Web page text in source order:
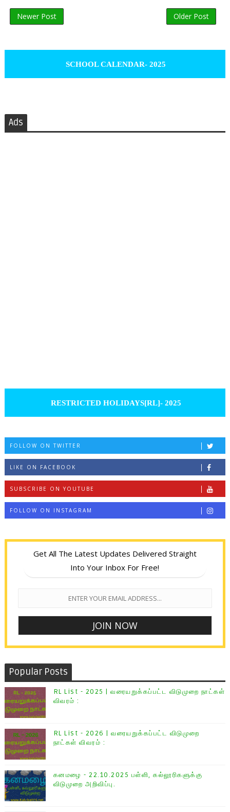
Newer Post Older Post
SCHOOL CALENDAR- 2025
Ads
RESTRICTED HOLIDAYS[RL]- 2025
FOLLOW ON TWITTER
LIKE ON FACEBOOK
SUBSCRIBE ON YOUTUBE
FOLLOW ON INSTAGRAM
Get All The Latest Updates Delivered Straight
Into Your Inbox For Free!
Popular Posts
RL List - 2025 | வரையறுக்கப்பட்ட விடுமுறை நாட்கள்
விவரம் :
RL List - 2026 | வரையறுக்கப்பட்ட விடுமுறை
நாட்கள் விவரம் :
கனமழை - 22.10.2025 பள்ளி, கல்லூரிகளுக்கு
விடுமுறை அறிவிப்பு.